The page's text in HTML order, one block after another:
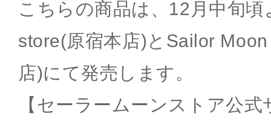
こちらの商品は、12月中旬
store(原宿本店)とSailor
店)にて発売します。
【セーラームーンストア公式